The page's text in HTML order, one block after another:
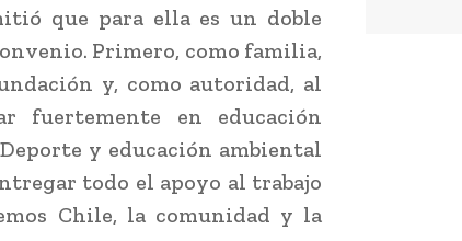
que para ella es un doble
Primero, como familia,
y, como autoridad, al
fuertemente en educación
y educación ambiental
todo el apoyo al trabajo
Chile, la comunidad y la